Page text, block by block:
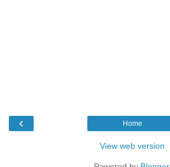
‹ Home
View web version